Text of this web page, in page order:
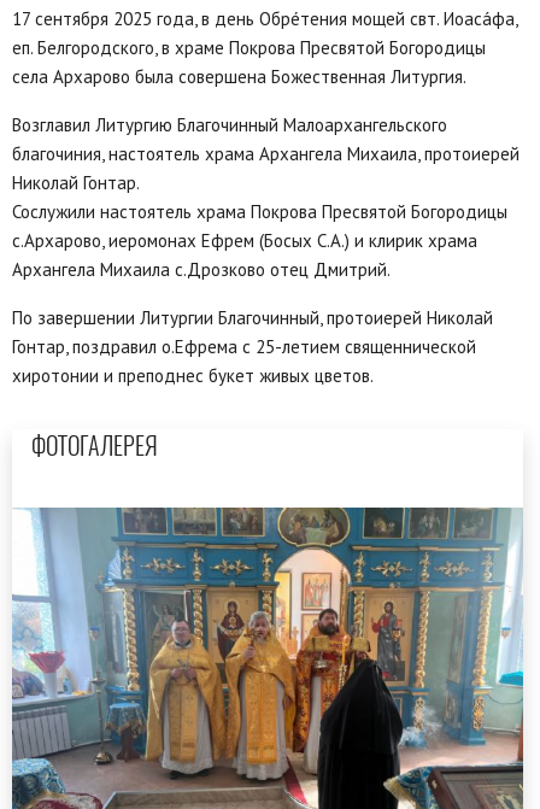
17 сентября 2025 года, в день Обрéтения мощей свт. Иоасáфа,
еп. Белгородского, в храме Покрова Пресвятой Богородицы
села Архарово была совершена Божественная Литургия.
Возглавил Литургию Благочинный Малоархангельского
благочиния, настоятель храма Архангела Михаила, протоиерей
Николай Гонтар.
Сослужили настоятель храма Покрова Пресвятой Богородицы
с.Архарово, иеромонах Ефрем (Босых С.А.) и клирик храма
Архангела Михаила с.Дрозково отец Дмитрий.
По завершении Литургии Благочинный, протоиерей Николай
Гонтар, поздравил о.Ефрема с 25-летием священнической
хиротонии и преподнес букет живых цветов.
ФОТОГАЛЕРЕЯ